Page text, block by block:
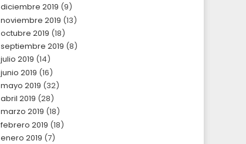
diciembre 2019 (9)
noviembre 2019 (13)
octubre 2019 (18)
septiembre 2019 (8)
julio 2019 (14)
junio 2019 (16)
mayo 2019 (32)
abril 2019 (28)
marzo 2019 (18)
febrero 2019 (18)
enero 2019 (7)